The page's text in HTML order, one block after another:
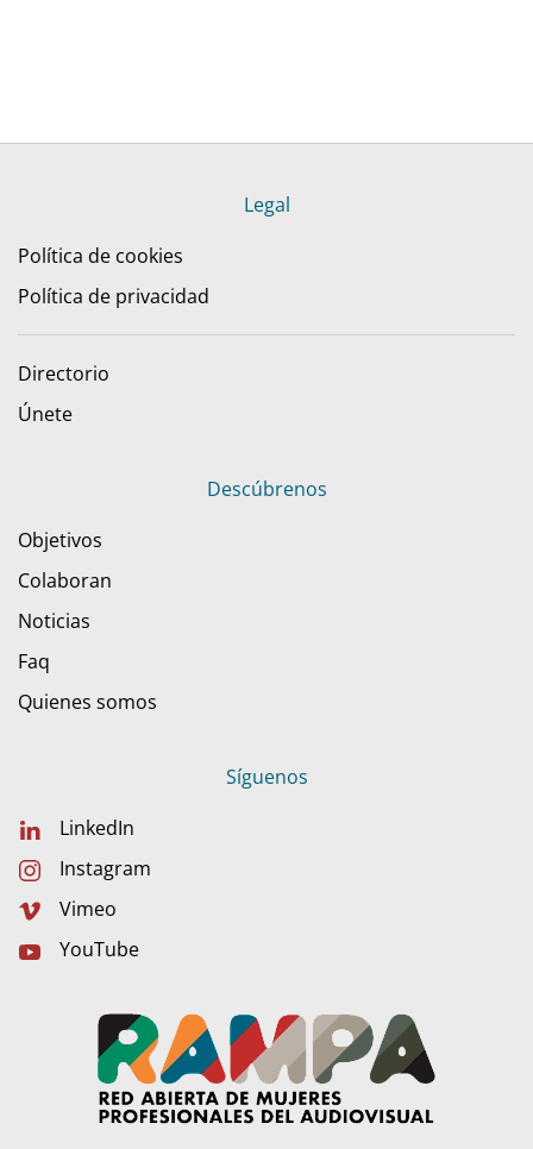
Legal
Política de cookies
Política de privacidad
Directorio
Únete
Descúbrenos
Objetivos
Colaboran
Noticias
Faq
Quienes somos
Síguenos
LinkedIn
Instagram
Vimeo
YouTube